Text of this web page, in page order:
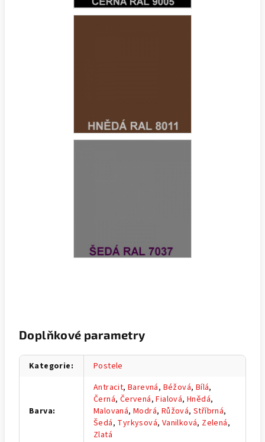
Doplňkové parametry
Kategorie: Postele
Barva:
Antracit,Barevná, Béžová, Bílá,
Černá, Červená,Fialová,Hnědá,
Malovaná,Modrá, Růžová,Stříbrná,
Šedá, Tyrkysová, Vanilková, Zelená,
Zlatá